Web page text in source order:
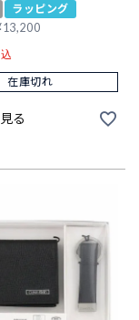
ラッピング
13,200
在庫切れ
る